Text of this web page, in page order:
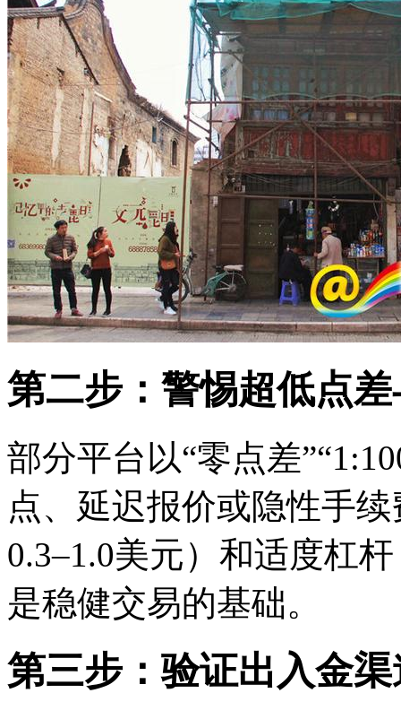
第二步：警惕超低点
部分平台以“零点差
点、延迟报价或隐性手
0.3–1.0美元）和适度杠
是稳健交易的基础。
第三步：验证出入金